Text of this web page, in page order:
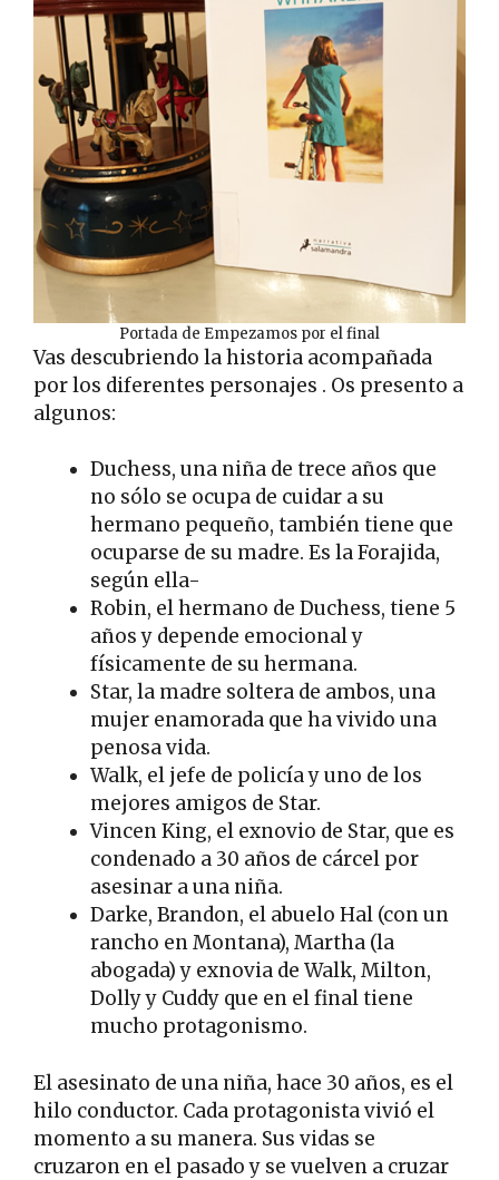
Portada de Empezamos por el final
Vas descubriendo la historia acompañada
por los diferentes personajes . Os presento a
algunos:
Duchess, una niña de trece años que
no sólo se ocupa de cuidar a su
hermano pequeño, también tiene que
ocuparse de su madre. Es la Forajida,
según ella-
Robin, el hermano de Duchess, tiene 5
años y depende emocional y
físicamente de su hermana.
Star, la madre soltera de ambos, una
mujer enamorada que ha vivido una
penosa vida.
Walk, el jefe de policía y uno de los
mejores amigos de Star.
Vincen King, el exnovio de Star, que es
condenado a 30 años de cárcel por
asesinar a una niña.
Darke, Brandon, el abuelo Hal (con un
rancho en Montana), Martha (la
abogada) y exnovia de Walk, Milton,
Dolly y Cuddy que en el final tiene
mucho protagonismo.
El asesinato de una niña, hace 30 años, es el
hilo conductor. Cada protagonista vivió el
momento a su manera. Sus vidas se
cruzaron en el pasado y se vuelven a cruzar